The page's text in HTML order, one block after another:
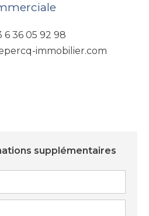
6 36 05 92 98
immobilier.com
supplémentaires